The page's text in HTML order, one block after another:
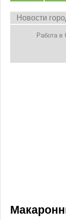
Новости
Работа в